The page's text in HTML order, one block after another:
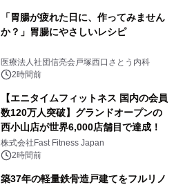
「胃腸が疲れた日に、作ってみません
か？」胃腸にやさしいレシピ
医療法人社団信亮会戸塚西口さとう内科
2時間前
【エニタイムフィットネス 国内の会員
数120万人突破】グランドオープンの
西小山店が世界6,000店舗目で達成！
株式会社Fast Fitness Japan
2時間前
築37年の軽量鉄骨造戸建てをフルリノ